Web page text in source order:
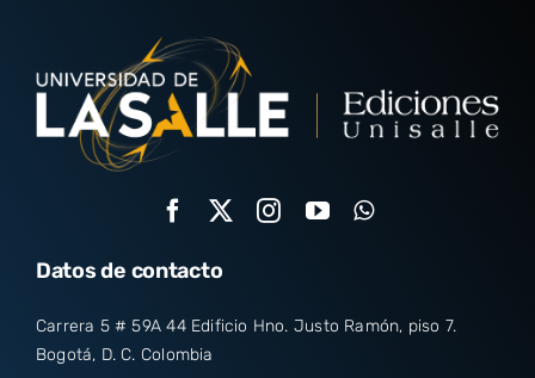
Datos de contacto
Carrera 5 # 59A 44 Edificio Hno. Justo Ramón, piso 7.
Bogotá, D. C. Colombia